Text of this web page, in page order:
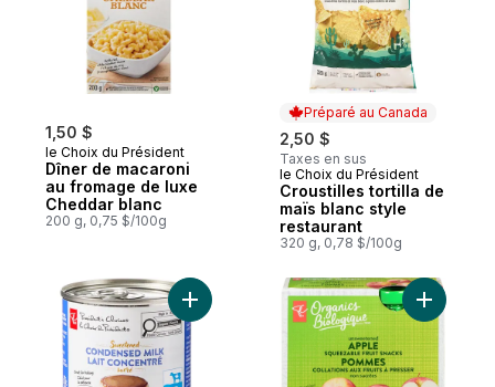
1,50 $
le Choix du Président
Dîner de macaroni
au fromage de luxe
Cheddar blanc
200 g, 0,75 $/100g
Préparé au Canada
2,50 $
Taxes en sus
Préparé au Canada
le Choix du Président
Croustilles tortilla de
maïs blanc style
restaurant
320 g, 0,78 $/100g
Ajouter Lait concentré sucré au panier
Ajouter